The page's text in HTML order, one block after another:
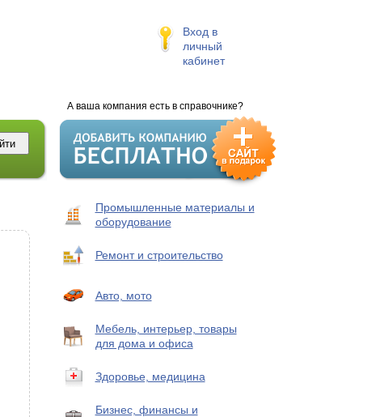
Вход в
личный
кабинет
А ваша компания есть в справочнике?
Промышленные материалы и
оборудование
Ремонт и строительство
Авто, мото
Мебель, интерьер, товары
для дома и офиса
Здоровье, медицина
Бизнес, финансы и